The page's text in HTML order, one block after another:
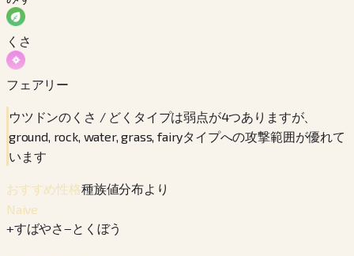
くさ
フェアリー
ウツドンのくさ / どくタイプは弱点が4つありますが、
ground, rock, water, grass, fairyタイプへの攻撃範囲が優れて
います
おすすめ性格種族値分布より
Naive
+すばやさ−とくぼう